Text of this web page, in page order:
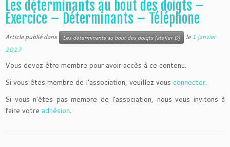
Les déterminants au bout des doigts –
Exercice – Déterminants – Téléphone
Article publié dans Les déterminants au bout des doigts (atelier D) le1 janvier
2017
Vous devez être membre pour avoir accès à ce contenu.
Si vous êtes membre de l’association, veuillez vous connecter.
Si vous n’êtes pas membre de l’association, nous vous invitons à
faire votre adhésion.